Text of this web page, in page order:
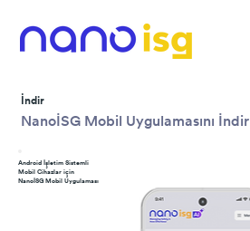
Android İşletim Sistemli
Mobil Cihazlar için
NanoİSG Mobil Uygulaması
İndir
NanoİSG Mobil Uygulamasını İndir